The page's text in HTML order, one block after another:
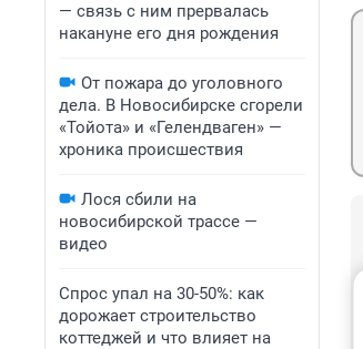
— связь с ним прервалась
накануне его дня рождения
От пожара до уголовного
дела. В Новосибирске сгорели
«Тойота» и «Гелендваген» —
хроника происшествия
Лося сбили на
новосибирской трассе —
видео
Спрос упал на 30-50%: как
дорожает строительство
коттеджей и что влияет на